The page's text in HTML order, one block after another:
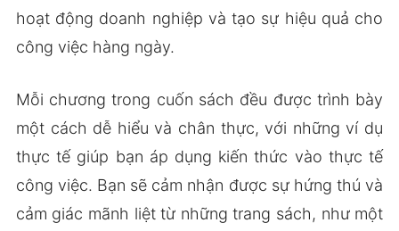
hoạt động doanh nghiệp và tạo sự hiệu quả cho
công việc hàng ngày.
Mỗi chương trong cuốn sách đều được trình bày
một cách dễ hiểu và chân thực, với những ví dụ
thực tế giúp bạn áp dụng kiến thức vào thực tế
công việc. Bạn sẽ cảm nhận được sự hứng thú và
cảm giác mãnh liệt từ những trang sách, như một